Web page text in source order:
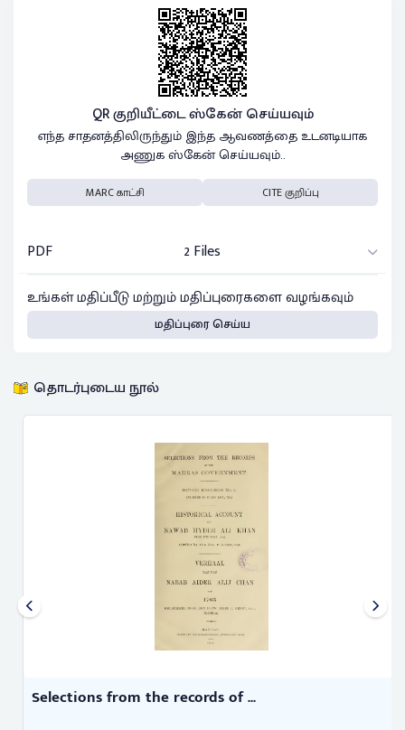
QR குறியீட்டை ஸ்கேன் செய்யவும்
எந்த சாதனத்திலிருந்தும் இந்த ஆவணத்தை உடனடியாக
அணுக ஸ்கேன் செய்யவும்..
MARC காட்சி CITE குறிப்பு
PDF
2 Files
உங்கள் மதிப்பீடு மற்றும் மதிப்புரைகளை வழங்கவும்
மதிப்புரை செய்ய
தொடர்புடைய நூல்
Selections from the records of ...